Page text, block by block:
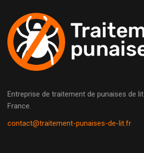
Entreprise de traitement de punaises de
France.
contact@traitement-punaises-de-lit.fr